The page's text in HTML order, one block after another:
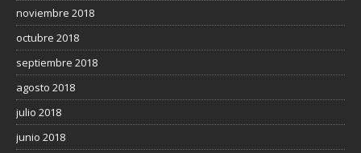
noviembre 2018
octubre 2018
septiembre 2018
agosto 2018
julio 2018
junio 2018